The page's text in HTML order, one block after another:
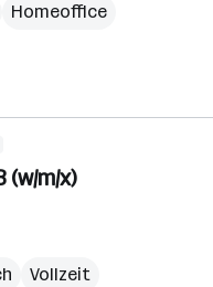
Homeoffice
(w/m/x)
Vollzeit